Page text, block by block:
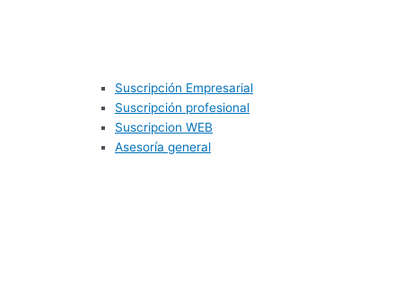
Suscripción Empresarial
Suscripción profesional
Suscripcion WEB
Asesoría general